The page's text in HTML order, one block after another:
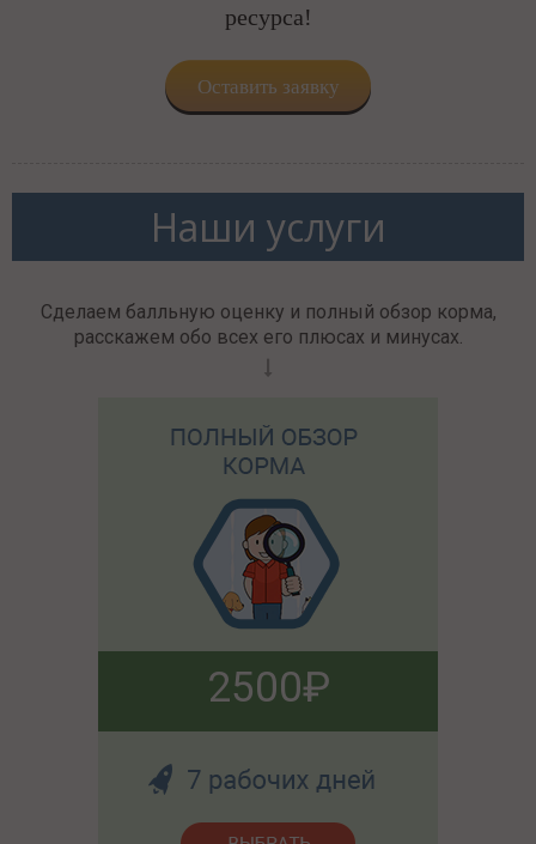
ресурса!
Оставить заявку
Наши услуги
Сделаем балльную оценку и полный обзор корма,
расскажем обо всех его плюсах и минусах.
2500